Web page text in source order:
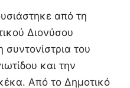
από τη
Διονύσου
του
και την
Από το Δημοτικό